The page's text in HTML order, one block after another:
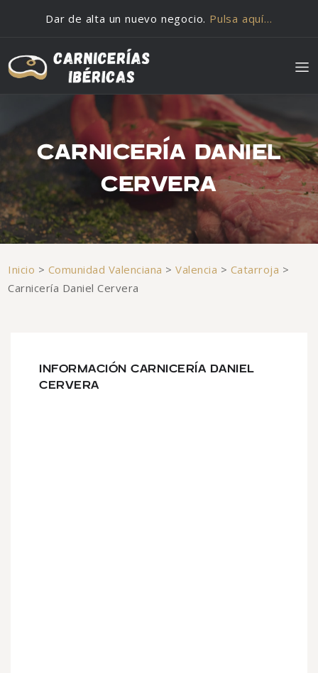
Dar de alta un nuevo negocio. Pulsa aquí…
CARNICERÍA DANIEL
CERVERA
Inicio > Comunidad Valenciana >Valencia > Catarroja >
Carnicería Daniel Cervera
INFORMACIÓN CARNICERÍA DANIEL
CERVERA